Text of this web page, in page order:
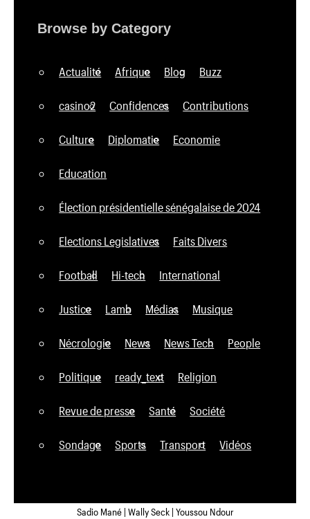
Browse by Category
Actualité Afrique Blog Buzz
casino2 Confidences Contributions
Culture Diplomatie Economie
Education
Élection présidentielle sénégalaise de 2024
Elections Legislatives Faits Divers
Football Hi-tech International
Justice Lamb Médias Musique
Nécrologie News News Tech People
Politique ready_text Religion
Revue de presse Santé Société
Sondage Sports Transport Vidéos
Sadio Mané | Wally Seck | Youssou Ndour